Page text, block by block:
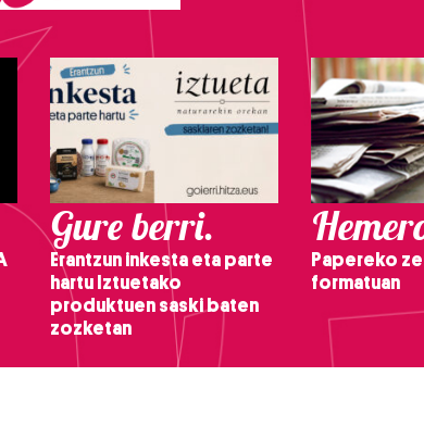
Gure berri.
Erantzun inkesta eta parte
hartu Iztuetako
produktuen saski baten
zozketan
Papereko
formatuan